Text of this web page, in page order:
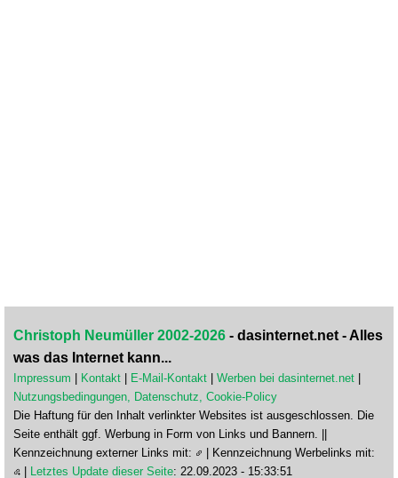
Christoph Neumüller 2002-2026 - dasinternet.net - Alles
was das Internet kann...
Impressum Kontakt E-Mail-Kontakt Werben bei dasinternet.net
Nutzungsbedingungen, Datenschutz, Cookie-Policy
Die Haftung für den Inhalt verlinkter Websites ist ausgeschlossen. Die
Seite enthält ggf. Werbung in Form von Links und Bannern. ||
Kennzeichnung externer Links mit:
| Kennzeichnung Werbelinks mit:
Letztes Update dieser Seite: 22.09.2023 - 15:33:51